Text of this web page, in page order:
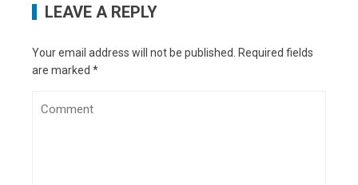
LEAVE A REPLY
Your email address will not be published.
Required fields
are marked *